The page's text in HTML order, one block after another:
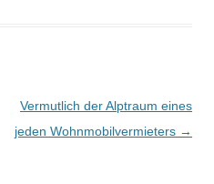
Vermutlich der Alptraum eines
jeden Wohnmobilvermieters →